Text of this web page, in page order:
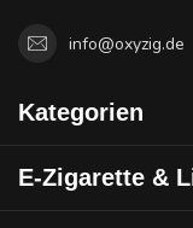
info@oxyzig.de
Kategorien
E-Zigarette &